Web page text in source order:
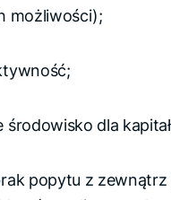
możliwości);
dla
popytu z zewnątrz